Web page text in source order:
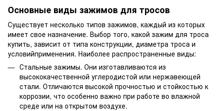
Основные виды зажимов для тросов
Существует несколько типов зажимов, каждый из которых
имеет свое назначение. Выбор того, какой зажим для троса
купить, зависит от типа конструкции, диаметра троса и
условийприменения. Наиболее распространенные виды:
Стальные зажимы. Они изготавливаются из
высококачественной углеродистой или нержавеющей
стали. Отличаются высокой прочностью и стойкостью к
коррозии, что особенно важно при работе во влажной
среде или на открытом воздухе.